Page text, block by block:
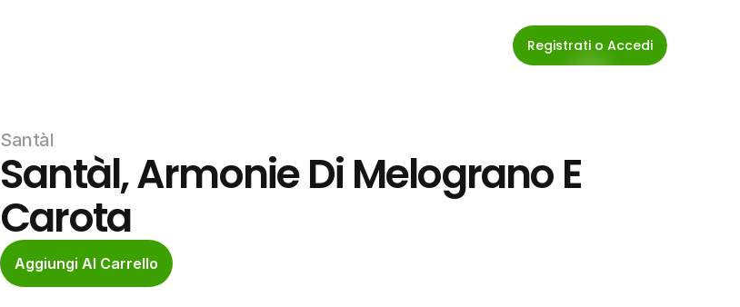
Registrati o Accedi
Santàl
Santàl, Armonie Di Melograno E
Carota
Aggiungi Al Carrello